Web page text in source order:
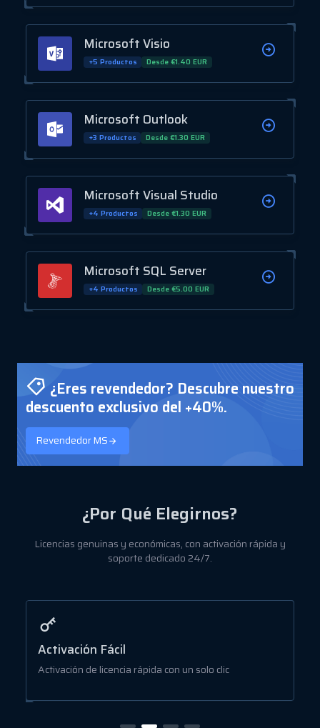
Microsoft Visio
+5 Productos Desde €1.40 EUR
Microsoft Outlook
+3 Productos Desde €1.30 EUR
Microsoft Visual Studio
+4 Productos Desde €1.30 EUR
Microsoft SQL Server
+4 Productos Desde €5.00 EUR
¿Eres revendedor? Descubre nuestro
descuento exclusivo del +40%.
Revendedor MS
¿Por Qué Elegirnos?
Licencias genuinas y económicas, con activación rápida y
soporte dedicado 24/7.
Activación Fácil
Activación de licencia rápida con un solo clic